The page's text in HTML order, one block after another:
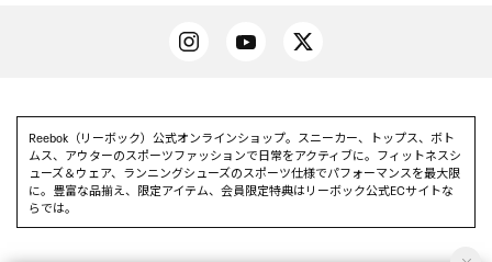
Reebok（リーボック）公式オンラインショップ。スニーカー、トップス、ボト
ムス、アウターのスポーツファッションで日常をアクティブに。フィットネスシ
ューズ＆ウェア、ランニングシューズのスポーツ仕様でパフォーマンスを最大限
に。豊富な品揃え、限定アイテム、会員限定特典はリーボック公式ECサイトな
らでは。